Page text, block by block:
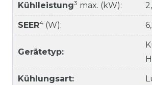
Kühlleistung3 max. (kW):
SEER4 (W):
Gerätetyp:
Kühlungsart: